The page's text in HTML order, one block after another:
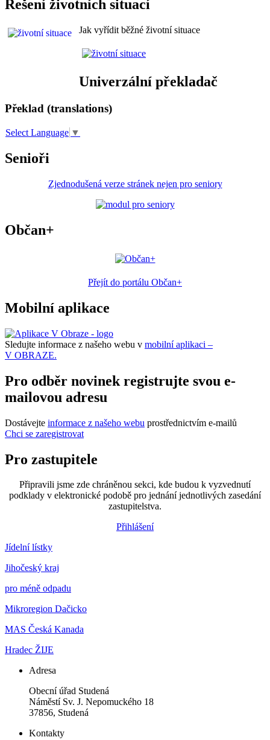
Řešení životních situací
Jak vyřídit běžné životní situace
Univerzální překladač
Překlad (translations)
Select Language ▼
Senioři
Zjednodušená verze stránek nejen pro seniory
Občan+
Přejít do portálu Občan+
Mobilní aplikace
Sledujte informace z našeho webu v mobilní aplikaci –
V OBRAZE.
Pro odběr novinek registrujte svou e-
mailovou adresu
Dostávejte informace z našeho webu prostřednictvím e-mailů
Chci se zaregistrovat
Pro zastupitele
Připravili jsme zde chráněnou sekci, kde budou k vyzvednutí
podklady v elektronické podobě pro jednání jednotlivých zasedání
zastupitelstva.
Přihlášení
Jídelní lístky
Jihočeský kraj
pro méně odpadu
Mikroregion Dačicko
MAS Česká Kanada
Hradec ŽIJE
Adresa
Obecní úřad Studená
Náměstí Sv. J. Nepomuckého 18
37856, Studená
Kontakty